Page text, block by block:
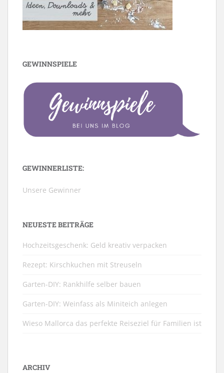
GEWINNSPIELE
GEWINNERLISTE:
Unsere Gewinner
NEUESTE BEITRÄGE
Hochzeitsgeschenk: Geld kreativ verpacken
Rezept: Kirschkuchen mit Streuseln
Garten-DIY: Rankhilfe selber bauen
Garten-DIY: Weinfass als Miniteich anlegen
Wieso Mallorca das perfekte Reiseziel für Familien ist
ARCHIV